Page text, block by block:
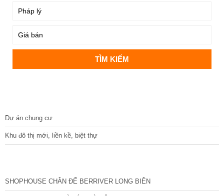
Dự án chung cư
Khu đô thị mới, liền kề, biệt thự
SHOPHOUSE CHÂN ĐẾ BERRIVER LONG BIÊN